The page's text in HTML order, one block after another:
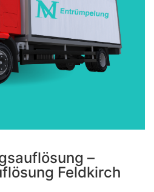
–
Feldkirch